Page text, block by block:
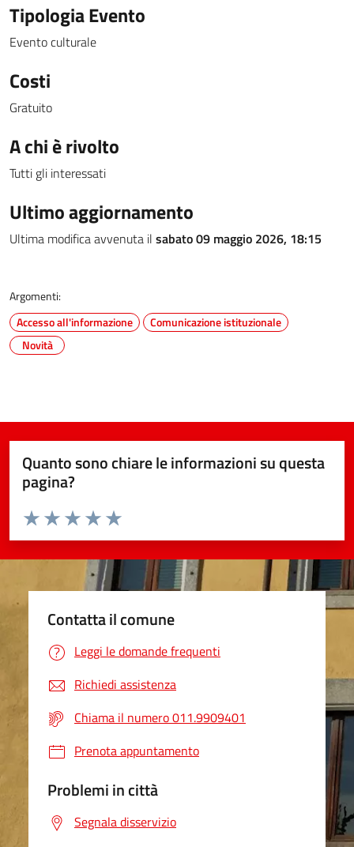
Tipologia Evento
Evento culturale
Costi
Gratuito
A chi è rivolto
Tutti gli interessati
Ultimo aggiornamento
Ultima modifica avvenuta il sabato 09 maggio 2026, 18:15
Argomenti:
Accesso all'informazione
Comunicazione istituzionale
Novità
Quanto sono chiare le informazioni su questa
pagina?
Valuta da 1 a 5 stelle la pagina
Valuta 5 stelle su 5
Valuta 4 stelle su 5
Valuta 3 stelle su 5
Valuta 2 stelle su 5
Valuta 1 stelle su 5
Contatta il comune
Leggi le domande frequenti
Richiedi assistenza
Chiama il numero 011.9909401
Prenota appuntamento
Problemi in città
Segnala disservizio